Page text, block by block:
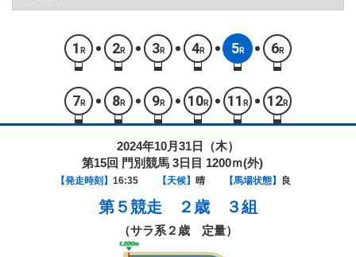
1 R 2R 3R 4R 5R 6R
7 R 8R 9R 10R 11 R 12R
2024年10月31日（木）
第15回 門別競馬 3日目 1200ｍ(外)
【発走時刻】 16:35 【天候】 晴 【馬場状態】 良
第５競走 ２歳 ３組
（サラ系２歳 定量）